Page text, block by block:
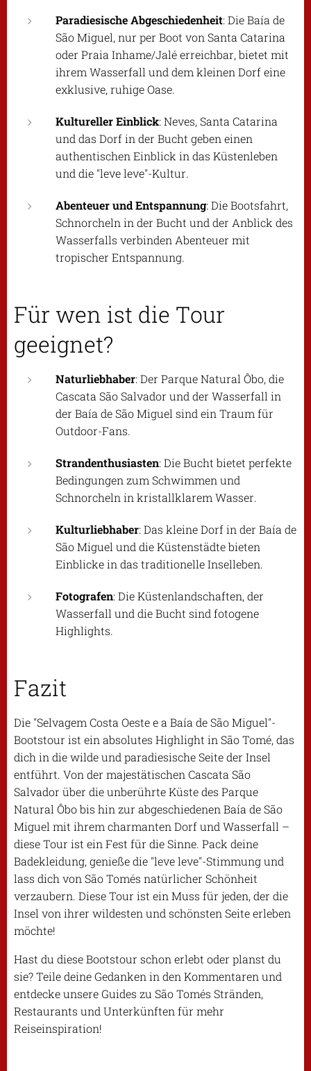
Paradiesische Abgeschiedenheit: Die Baía de
São Miguel, nur per Boot von Santa Catarina
oder Praia Inhame/Jalé erreichbar, bietet mit
ihrem Wasserfall und dem kleinen Dorf eine
exklusive, ruhige Oase.
Kultureller Einblick: Neves, Santa Catarina
und das Dorf in der Bucht geben einen
authentischen Einblick in das Küstenleben
und die "leve leve"-Kultur.
Abenteuer und Entspannung: Die Bootsfahrt,
Schnorcheln in der Bucht und der Anblick des
Wasserfalls verbinden Abenteuer mit
tropischer Entspannung.
Für wen ist die Tour
geeignet?
Naturliebhaber: Der Parque Natural Ôbo, die
Cascata São Salvador und der Wasserfall in
der Baía de São Miguel sind ein Traum für
Outdoor-Fans.
Strandenthusiasten: Die Bucht bietet perfekte
Bedingungen zum Schwimmen und
Schnorcheln in kristallklarem Wasser.
Kulturliebhaber: Das kleine Dorf in der Baía de
São Miguel und die Küstenstädte bieten
Einblicke in das traditionelle Inselleben.
Fotografen: Die Küstenlandschaften, der
Wasserfall und die Bucht sind fotogene
Highlights.
Fazit
Die "Selvagem Costa Oeste e a Baía de São Miguel"-
Bootstour ist ein absolutes Highlight in São Tomé, das
dich in die wilde und paradiesische Seite der Insel
entführt. Von der majestätischen Cascata São
Salvador über die unberührte Küste des Parque
Natural Ôbo bis hin zur abgeschiedenen Baía de São
Miguel mit ihrem charmanten Dorf und Wasserfall –
diese Tour ist ein Fest für die Sinne. Pack deine
Badekleidung, genieße die "leve leve"-Stimmung und
lass dich von São Tomés natürlicher Schönheit
verzaubern. Diese Tour ist ein Muss für jeden, der die
Insel von ihrer wildesten und schönsten Seite erleben
möchte!
Hast du diese Bootstour schon erlebt oder planst du
sie? Teile deine Gedanken in den Kommentaren und
entdecke unsere Guides zu São Tomés Stränden,
Restaurants und Unterkünften für mehr
Reiseinspiration!